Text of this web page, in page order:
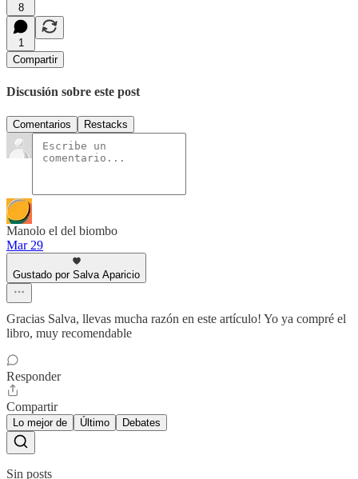
8
1
Compartir
Discusión sobre este post
Comentarios Restacks
Manolo el del biombo
Mar 29
Gustado por Salva Aparicio
Gracias Salva, llevas mucha razón en este artículo! Yo ya compré el
libro, muy recomendable
Responder
Compartir
Lo mejor de Último Debates
Sin posts